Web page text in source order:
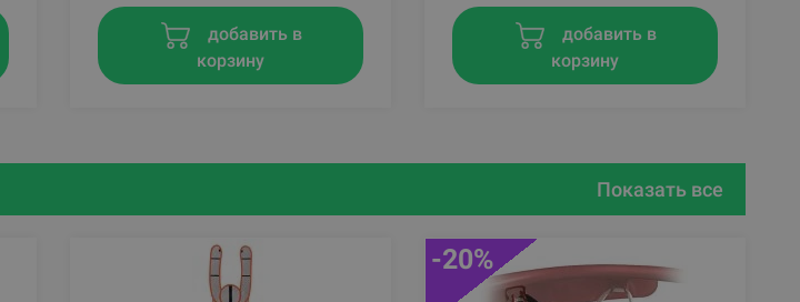
добавить в
корзину
добавить в
корзину
Показать все
-20%